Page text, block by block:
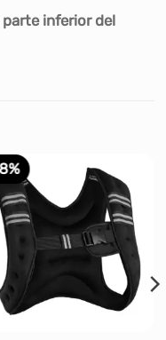
inferior del